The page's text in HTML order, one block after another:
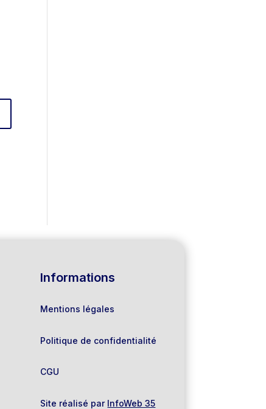
Informations
Mentions légales
Politique de confidentialité
CGU
Site réalisé par InfoWeb 35